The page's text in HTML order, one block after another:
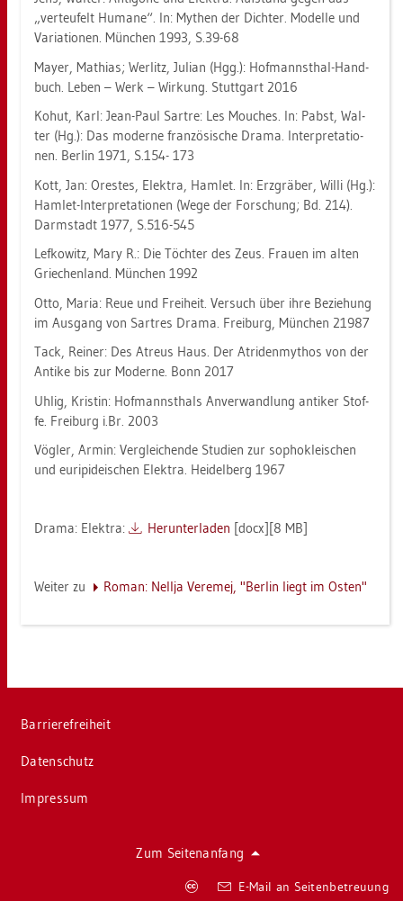
„ver­teu­felt Hu­ma­ne“. In: My­then der Dich­ter. Mo­del­le und
Va­ria­tio­nen. Mün­chen 1993, S.39-68
Mayer, Ma­thi­as; Wer­litz, Ju­li­an (Hgg.): Hof­manns­thal-Hand­
buch. Leben – Werk – Wir­kung. Stutt­gart 2016
Kohut, Karl: Jean-Paul Sart­re: Les Mou­ches. In: Pabst, Wal­
ter (Hg.): Das mo­der­ne fran­zö­si­sche Drama. In­ter­pre­ta­tio­
nen. Ber­lin 1971, S.154- 173
Kott, Jan: Ores­tes, Elek­tra, Ham­let. In: Erz­grä­ber, Willi (Hg.):
Ham­let-In­ter­pre­ta­tio­nen (Wege der For­schung; Bd. 214).
Darm­stadt 1977, S.516-545
Lef­ko­witz, Mary R.: Die Töch­ter des Zeus. Frau­en im alten
Grie­chen­land. Mün­chen 1992
Otto, Maria: Reue und Frei­heit. Ver­such über ihre Be­zie­hung
im Aus­gang von Sar­tres Drama. Frei­burg, Mün­chen 21987
Tack, Rei­ner: Des Atreus Haus. Der Atri­den­my­thos von der
An­ti­ke bis zur Mo­der­ne. Bonn 2017
Uhlig, Kris­tin: Hof­mannst­hals An­ver­wand­lung an­ti­ker Stof­
fe. Frei­burg i.​Br. 2003
Vög­ler, Armin: Ver­glei­chen­de Stu­di­en zur so­pho­klei­schen
und eu­ri­pidei­schen Elek­tra. Hei­del­berg 1967
Drama: Elek­tra: Her­un­ter­la­den [docx][8 MB]
Wei­ter zu Roman: Nell­ja Ve­r­emej, "Ber­lin liegt im Osten"
Bar­rie­re­frei­heit
Da­ten­schutz
Im­pres­sum
Zum Sei­ten­an­fang
E-Mail an Sei­ten­be­treu­ung
Co­